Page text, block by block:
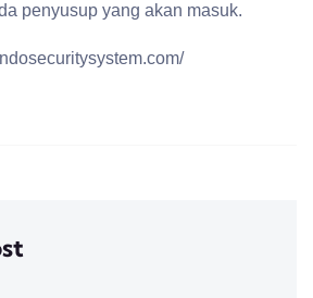
penyusup yang akan masuk.